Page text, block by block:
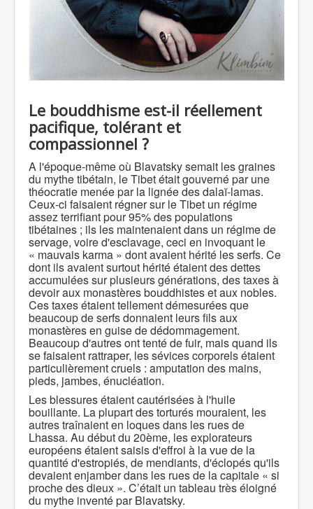
Le bouddhisme est-il réellement
pacifique, tolérant et
compassionnel ?
A l'époque-même où Blavatsky semait les graines
du mythe tibétain, le Tibet était gouverné par une
théocratie menée par la lignée des dalaï-lamas.
Ceux-ci faisaient régner sur le Tibet un régime
assez terrifiant pour 95% des populations
tibétaines ; ils les maintenaient dans un régime de
servage, voire d'esclavage, ceci en invoquant le
« mauvais karma » dont avaient hérité les serfs. Ce
dont ils avaient surtout hérité étaient des dettes
accumulées sur plusieurs générations, des taxes à
devoir aux monastères bouddhistes et aux nobles.
Ces taxes étaient tellement démesurées que
beaucoup de serfs donnaient leurs fils aux
monastères en guise de dédommagement.
Beaucoup d'autres ont tenté de fuir, mais quand ils
se faisaient rattraper, les sévices corporels étaient
particulièrement cruels : amputation des mains,
pieds, jambes, énucléation.
Les blessures étaient cautérisées à l'huile
bouillante. La plupart des torturés mouraient, les
autres traînaient en loques dans les rues de
Lhassa. Au début du 20ème, les explorateurs
européens étaient saisis d'effroi à la vue de la
quantité d'estropiés, de mendiants, d'éclopés qu'ils
devaient enjamber dans les rues de la capitale « si
proche des dieux ». C’était un tableau très éloigné
du mythe inventé par Blavatsky.